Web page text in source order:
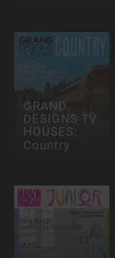
GRAND
DESIGNS TV
HOUSES:
Country